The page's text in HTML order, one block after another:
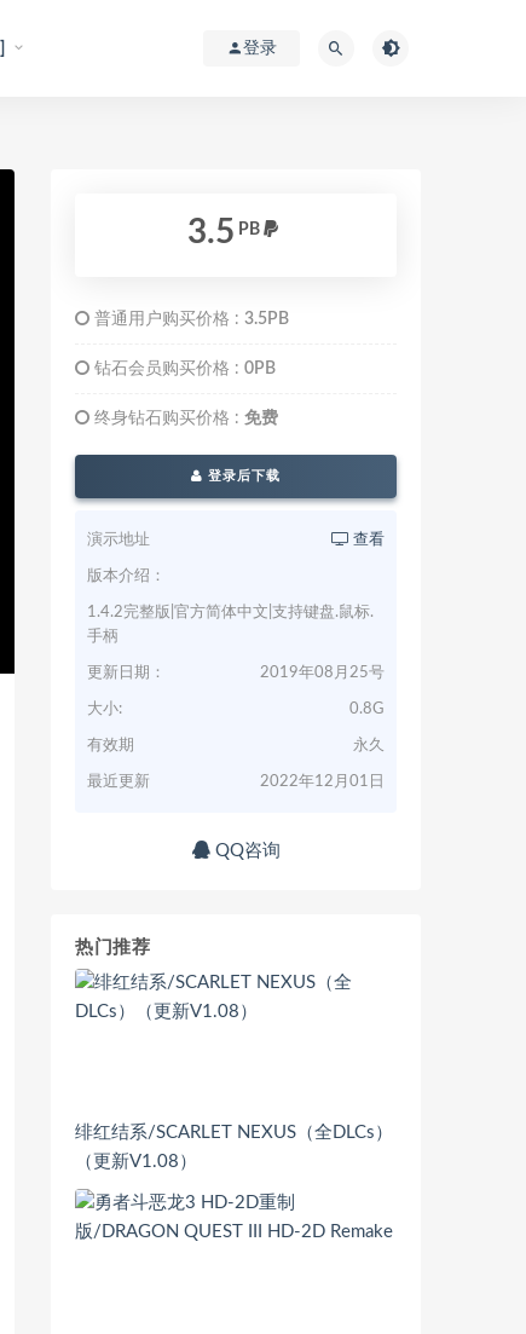
登录
3.5 PB
普通用户购买价格 : 3.5PB
钻石会员购买价格 : 0PB
终身钻石购买价格 : 免费
登录后下载
演示地址 查看
版本介绍：
1.4.2完整版|官方简体中文|支持键盘.鼠标.
手柄
更新日期： 2019年08月25号
大小: 0.8G
有效期 永久
最近更新 2022年12月01日
QQ咨询
热门推荐
绯红结系/SCARLET NEXUS（全DLCs）
（更新V1.08）